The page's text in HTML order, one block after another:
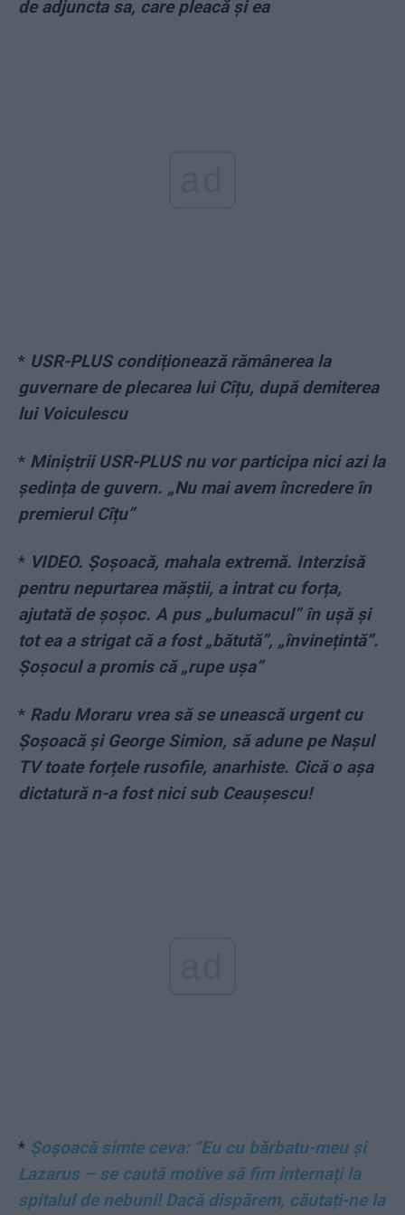
de adjuncta sa, care pleacă și ea
* USR-PLUS condiționează rămânerea la
guvernare de plecarea lui Cîțu, după demiterea
lui Voiculescu
* Miniștrii USR-PLUS nu vor participa nici azi la
ședința de guvern. „Nu mai avem încredere în
premierul Cîțu”
* VIDEO. Șoșoacă, mahala extremă. Interzisă
pentru nepurtarea măștii, a intrat cu forța,
ajutată de șoșoc. A pus „bulumacul” în ușă și
tot ea a strigat că a fost „bătută”, „învinețintă”.
Șoșocul a promis că „rupe ușa”
* Radu Moraru vrea să se unească urgent cu
Șoșoacă și George Simion, să adune pe Nașul
TV toate forțele rusofile, anarhiste. Cică o așa
dictatură n-a fost nici sub Ceaușescu!
* Șoșoacă simte ceva: “Eu cu bărbatu-meu și
Lazarus – se caută motive să fim internați la
spitalul de nebuni! Dacă dispărem, căutați-ne la